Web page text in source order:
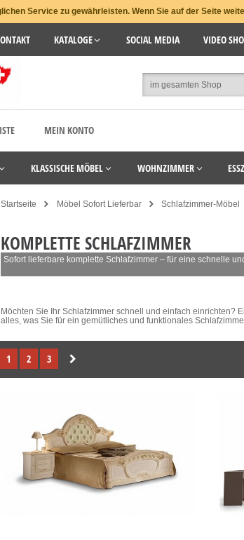
Service zu gewährleisten. Wenn Sie auf der Seite
KATALOGE SOCIAL MEDIA VIDEO
MEIN KONTO
KLASSISCHE MÖBEL WOHNZIMMER
Startseite Möbel Sofort Lieferbar Schlafzimmer-Möbel
KOMPLETTE SCHLAFZIMMER
Sofort lieferbare komplette Schlafzimmer – für eine schnelle
Möchten Sie Ihr Schlafzimmer schnell und einfach einrichten?
alles, was Sie für ein gemütliches und funktionales
1 2 3